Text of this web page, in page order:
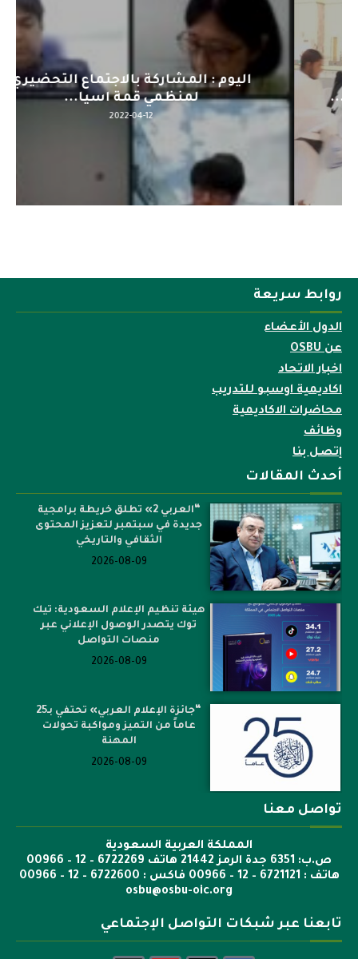
اليوم : المشاركة بالاجتماع التحضيري
لمنظمي قمة اسيا...
2022-04-12
روابط سريعة
الدول الأعضاء
عن OSBU
اخبار الاتحاد
اكاديمية اوسبو للتدريب
محاضرات الاكاديمية
وظائف
إتصل بنا
أحدث المقالات
“العربي 2» تطلق خريطة برامجية
جديدة في سبتمبر لتعزيز المحتوى
الثقافي والتاريخي
2026-08-09
هيئة تنظيم الإعلام السعودية: تيك
توك يتصدر الوصول الإعلاني عبر
منصات التواصل
2026-08-09
“جائزة الإعلام العربي» تحتفي بـ25
عاماً من التميز ومواكبة تحولات
المهنة
2026-08-09
تواصل معنا
المملكة العربية السعودية
ص.ب: 6351 جدة الرمز 21442 هاتف 6722269 – 12 – 00966
هاتف : 6721121 – 12 – 00966 فاكس : 6722600 – 12 – 00966
osbu@osbu-oic.org
تابعنا عبر شبكات التواصل الإجتماعي